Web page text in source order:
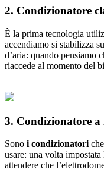
2. Condizionatore
È la prima tecnologia
accendiamo si stabilizza
d’aria: quando pensiamo
riaccede al momento del
3. Condizionatore a
Sono i condizionatori
usare: una volta impostata
attendere che